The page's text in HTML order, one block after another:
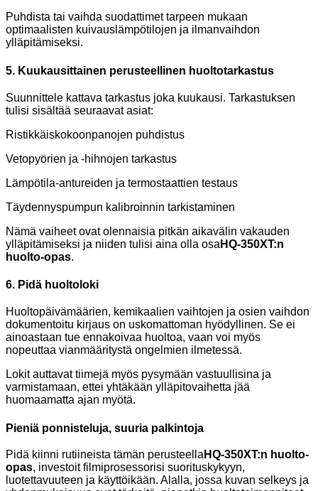
Puhdista tai vaihda suodattimet tarpeen mukaan
optimaalisten kuivauslämpötilojen ja ilmanvaihdon
ylläpitämiseksi.
5. Kuukausittainen perusteellinen huoltotarkastus
Suunnittele kattava tarkastus joka kuukausi. Tarkastuksen
tulisi sisältää seuraavat asiat:
Ristikkäiskokoonpanojen puhdistus
Vetopyörien ja -hihnojen tarkastus
Lämpötila-antureiden ja termostaattien testaus
Täydennyspumpun kalibroinnin tarkistaminen
Nämä vaiheet ovat olennaisia ​​pitkän aikavälin vakauden
ylläpitämiseksi ja niiden tulisi aina olla osa HQ-350XT:n
huolto-opas.
6. Pidä huoltoloki
Huoltopäivämäärien, kemikaalien vaihtojen ja osien vaihdon
dokumentoitu kirjaus on uskomattoman hyödyllinen. Se ei
ainoastaan ​​tue ennakoivaa huoltoa, vaan voi myös
nopeuttaa vianmääritystä ongelmien ilmetessä.
Lokit auttavat tiimejä myös pysymään vastuullisina ja
varmistamaan, ettei yhtäkään ylläpitovaihetta jää
huomaamatta ajan myötä.
Pieniä ponnisteluja, suuria palkintoja
Pidä kiinni rutiineista tämän perusteellaHQ-350XT:n huolto-
opas, investoit filmiprosessorisi suorituskykyyn,
luotettavuuteen ja käyttöikään. Alalla, jossa kuvan selkeys ja